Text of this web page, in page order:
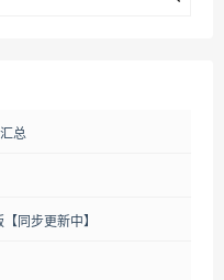
总
同步更新中】